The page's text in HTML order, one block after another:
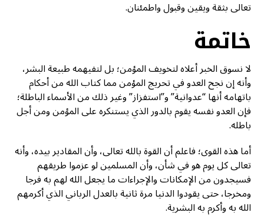
تعالى بثقة ويقين وقبول واطمئنان.
خاتمة
لا نسوق الخبر أعلاه لتخويف المؤمن؛ بل لتفيهمه طبيعة البشر،
وأنه إن نجح العدو في تحريج المؤمن مما كتاب الله من أحكام
باتهامه أنها “عدوانية” و”استفزاز” وغير ذلك من الأسماء الباطلة؛
فإن العدو نفسه يقوم بالدور الذي يستنكره على المؤمن ومن أجل
باطله.
أما هذه القوى؛ فاعلم أن القوة بالله تعالى، وأن المقادير بيده، وأنه
تعالى كل يوم هو في شأن، وأن المسلمين لو عزموا طريقهم
فسيجدون من الإمكانات والإجراءات ما يجعل الله لهم به فرجا
ومخرجا، حتى يقودوا الدنيا مرة ثانية بالعدل الرباني الذي أكرمهم
الله به وأكرم به البشرية.